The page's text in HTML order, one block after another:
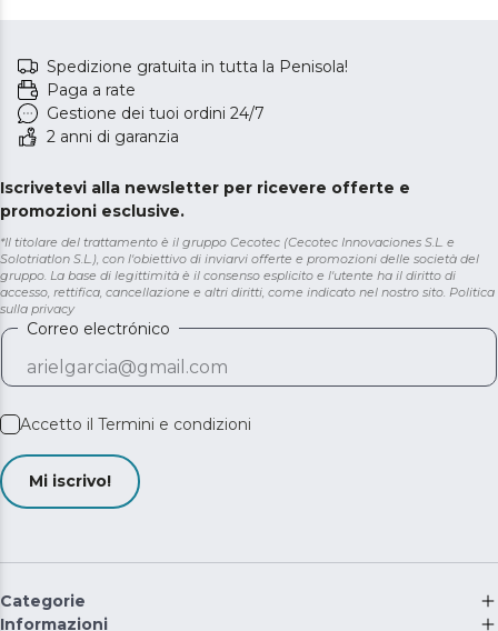
Spedizione gratuita in tutta la Penisola!
Paga a rate
Gestione dei tuoi ordini 24/7
2 anni di garanzia
Iscrivetevi alla newsletter per ricevere offerte e
promozioni esclusive.
*Il titolare del trattamento è il gruppo Cecotec (Cecotec Innovaciones S.L. e
Solotriatlon S.L.), con l'obiettivo di inviarvi offerte e promozioni delle società del
gruppo. La base di legittimità è il consenso esplicito e l'utente ha il diritto di
accesso, rettifica, cancellazione e altri diritti, come indicato nel nostro sito. Politica
sulla privacy
Correo electrónico
Accetto il Termini e condizioni
Mi iscrivo!
Categorie
Informazioni